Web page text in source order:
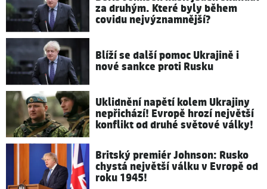
za druhým. Které byly během
covidu nejvýznamnější?
Blíží se další pomoc Ukrajině i
nové sankce proti Rusku
Uklidnění napětí kolem Ukrajiny
nepřichází! Evropě hrozí největší
konflikt od druhé světové války!
Britský premiér Johnson: Rusko
chystá největší válku v Evropě od
roku 1945!